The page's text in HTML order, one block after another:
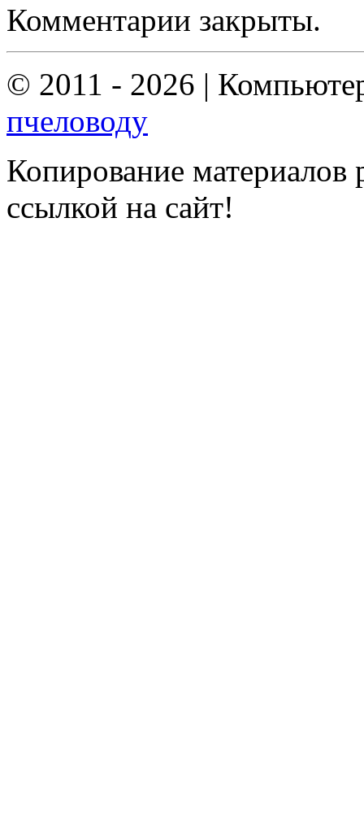
Комментарии закрыты.
© 2011 - 2026 |
пчеловоду
Копирование материалов
ссылкой на сайт!